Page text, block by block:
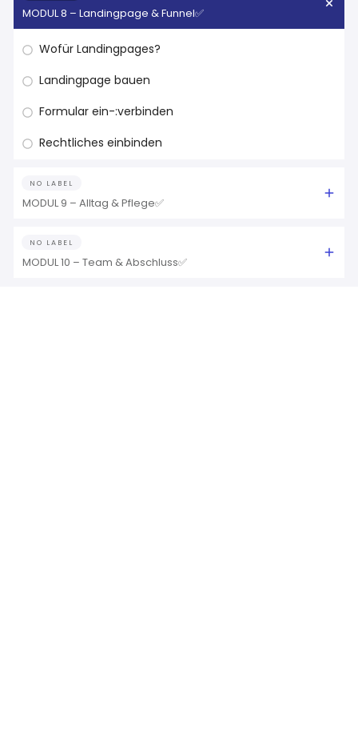
MODUL 8 – Landingpage & Funnel✅
Wofür Landingpages?
Landingpage bauen
Formular ein-:verbinden
Rechtliches einbinden
NO LABEL
MODUL 9 – Alltag & Pflege✅
NO LABEL
MODUL 10 – Team & Abschluss✅